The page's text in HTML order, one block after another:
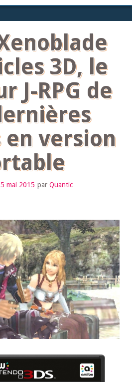
3D, le
J-RPG de
en version
mai 2015 par Quantic